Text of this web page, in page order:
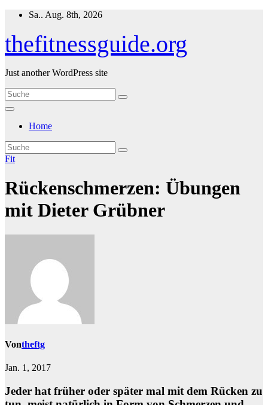
Zum
springen
Sa.. Aug. 8th, 2026
thefitnessguide.org
Just another WordPress site
Home
Fit
Rückenschmerzen: Übungen
mit Dieter Grübner
Vontheftg
Jan. 1, 2017
Jeder hat früher oder später mal mit dem Rücken zu